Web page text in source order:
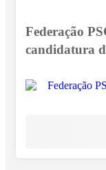
Federação
candidatura